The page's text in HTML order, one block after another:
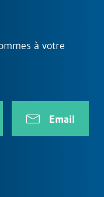
à votre
Email